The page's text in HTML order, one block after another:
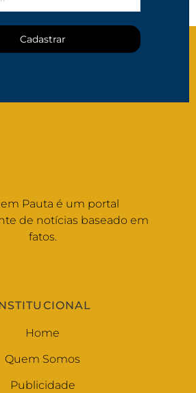
Cadastrar
Pauta é um portal
de notícias baseado em
fatos.
Home
Quem Somos
Publicidade